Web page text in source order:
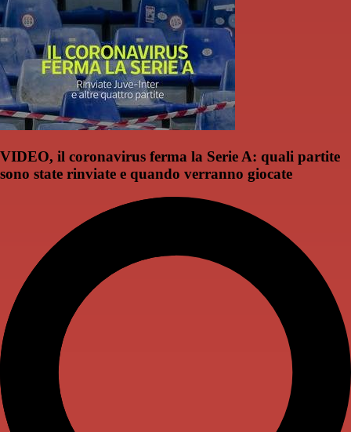
VIDEO, il coronavirus ferma la Serie A: quali partite
sono state rinviate e quando verranno giocate